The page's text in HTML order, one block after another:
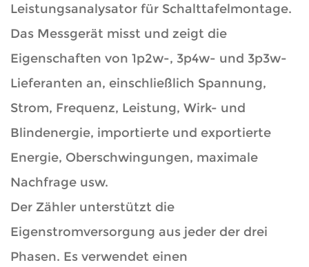
Leistungsanalysator für Schalttafelmontage.
Das Messgerät misst und zeigt die
Eigenschaften von 1p2w-, 3p4w- und 3p3w-
Lieferanten an, einschließlich Spannung,
Strom, Frequenz, Leistung, Wirk- und
Blindenergie, importierte und exportierte
Energie, Oberschwingungen, maximale
Nachfrage usw.
Der Zähler unterstützt die
Eigenstromversorgung aus jeder der drei
Phasen. Es verwendet einen